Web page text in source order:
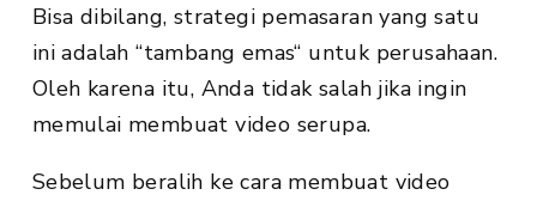
Bisa dibilang, strategi pemasaran yang satu
ini adalah “tambang emas“ untuk perusahaan.
Oleh karena itu, Anda tidak salah jika ingin
memulai membuat video serupa.
Sebelum beralih ke cara membuat video